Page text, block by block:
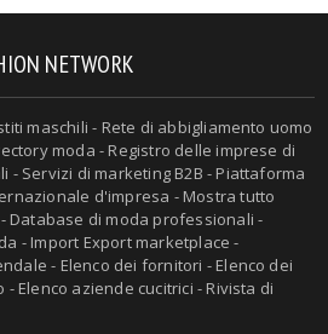
NETWORK
maschili - Rete di abbigliamento uomo
moda - Registro delle imprese di
- Servizi di marketing B2B - Piattaforma
d'impresa - Mostra tutto
Database di moda professionali -
- Import Export marketplace -
- Elenco dei fornitori - Elenco dei
Elenco aziende cucitrici - Rivista di